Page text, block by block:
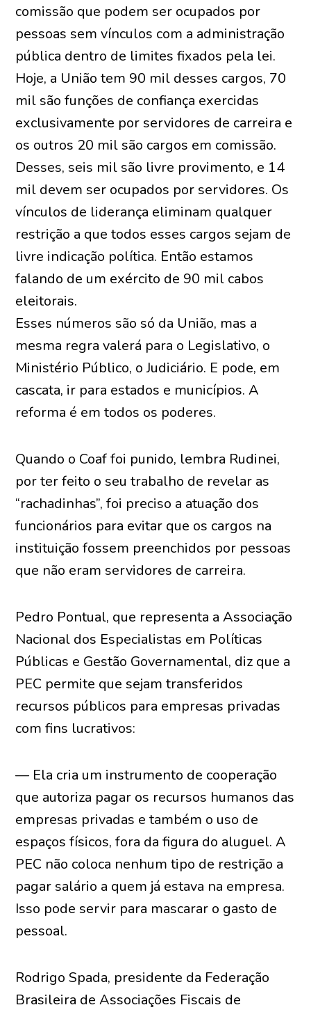
comissão que podem ser ocupados por
pessoas sem vínculos com a administração
pública dentro de limites fixados pela lei.
Hoje, a União tem 90 mil desses cargos, 70
mil são funções de confiança exercidas
exclusivamente por servidores de carreira e
os outros 20 mil são cargos em comissão.
Desses, seis mil são livre provimento, e 14
mil devem ser ocupados por servidores. Os
vínculos de liderança eliminam qualquer
restrição a que todos esses cargos sejam de
livre indicação política. Então estamos
falando de um exército de 90 mil cabos
eleitorais.
Esses números são só da União, mas a
mesma regra valerá para o Legislativo, o
Ministério Público, o Judiciário. E pode, em
cascata, ir para estados e municípios. A
reforma é em todos os poderes.
Quando o Coaf foi punido, lembra Rudinei,
por ter feito o seu trabalho de revelar as
“rachadinhas”, foi preciso a atuação dos
funcionários para evitar que os cargos na
instituição fossem preenchidos por pessoas
que não eram servidores de carreira.
Pedro Pontual, que representa a Associação
Nacional dos Especialistas em Políticas
Públicas e Gestão Governamental, diz que a
PEC permite que sejam transferidos
recursos públicos para empresas privadas
com fins lucrativos:
— Ela cria um instrumento de cooperação
que autoriza pagar os recursos humanos das
empresas privadas e também o uso de
espaços físicos, fora da figura do aluguel. A
PEC não coloca nenhum tipo de restrição a
pagar salário a quem já estava na empresa.
Isso pode servir para mascarar o gasto de
pessoal.
Rodrigo Spada, presidente da Federação
Brasileira de Associações Fiscais de